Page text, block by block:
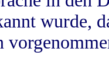
wurde,